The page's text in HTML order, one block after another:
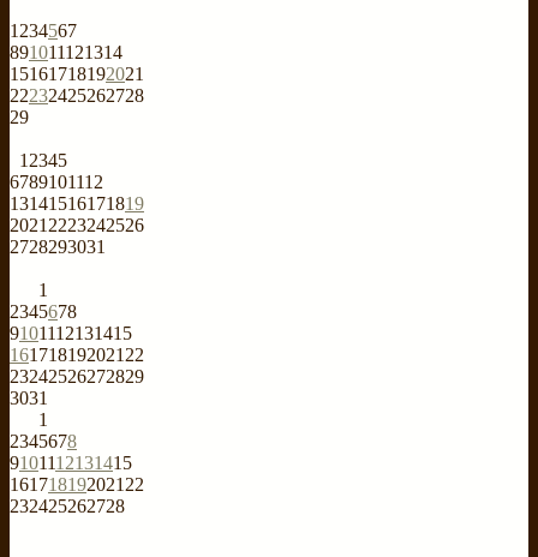
1 234567
891011121314
15161718192021
22232425262728
29
1 2345
6789101112
13141516171819
2021 2223242526
2728293031
1
2345678
9101112131415
161718192021 22
23242526272829
3031
1
2345678
9101112131415
161718192021 22
232425262728